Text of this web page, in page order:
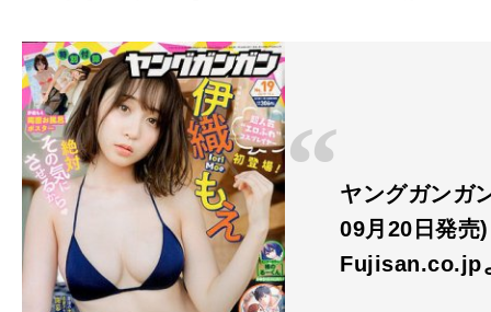
ヤングガンガ
09月20日発売)
Fujisan.co.jp